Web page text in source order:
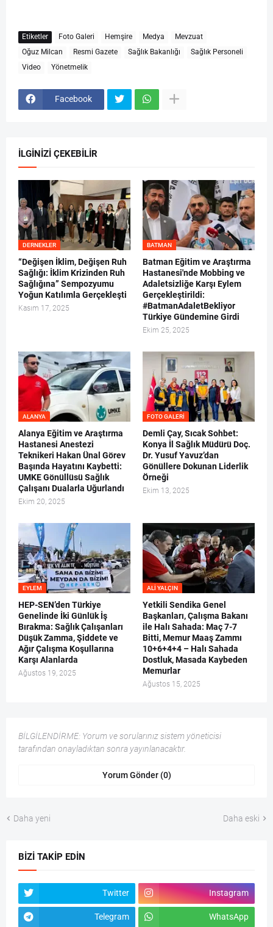
Etiketler Foto Galeri Hemşire Medya
Mevzuat
Oğuz Milcan
Resmi Gazete Sağlık Bakanlığı
Sağlık Personeli
Video
Yönetmelik
Facebook
İLGINIZI ÇEKEBILIR
DERNEKLER
“Değişen İklim, Değişen Ruh
Sağlığı: İklim Krizinden Ruh
Sağlığına” Sempozyumu
Yoğun Katılımla Gerçekleşti
Kasım 17, 2025
BATMAN
Batman Eğitim ve Araştırma
Hastanesi'nde Mobbing ve
Adaletsizliğe Karşı Eylem
Gerçekleştirildi:
#BatmanAdaletBekliyor
Türkiye Gündemine Girdi
Ekim 25, 2025
ALANYA
Alanya Eğitim ve Araştırma
Hastanesi Anestezi
Teknikeri Hakan Ünal Görev
Başında Hayatını Kaybetti:
UMKE Gönüllüsü Sağlık
Çalışanı Dualarla Uğurlandı
Ekim 20, 2025
FOTO GALERI
Demli Çay, Sıcak Sohbet:
Konya İl Sağlık Müdürü Doç.
Dr. Yusuf Yavuz’dan
Gönüllere Dokunan Liderlik
Örneği
Ekim 13, 2025
EYLEM
HEP-SEN’den Türkiye
Genelinde İki Günlük İş
Bırakma: Sağlık Çalışanları
Düşük Zamma, Şiddete ve
Ağır Çalışma Koşullarına
Karşı Alanlarda
Ağustos 19, 2025
ALI YALÇIN
Yetkili Sendika Genel
Başkanları, Çalışma Bakanı
ile Halı Sahada: Maç 7-7
Bitti, Memur Maaş Zammı
10+6+4+4 – Halı Sahada
Dostluk, Masada Kaybeden
Memurlar
Ağustos 15, 2025
BİLGİLENDİRME: Yorum ve sorularınız sistem yöneticisi
tarafından onayladıktan sonra yayınlanacaktır.
Yorum Gönder (0)
Daha yeni Daha eski
BIZI TAKIP EDIN
Twitter Instagram
Telegram WhatsApp